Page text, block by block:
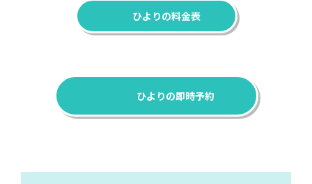
ひよりの料金表
ひよりの即時予約